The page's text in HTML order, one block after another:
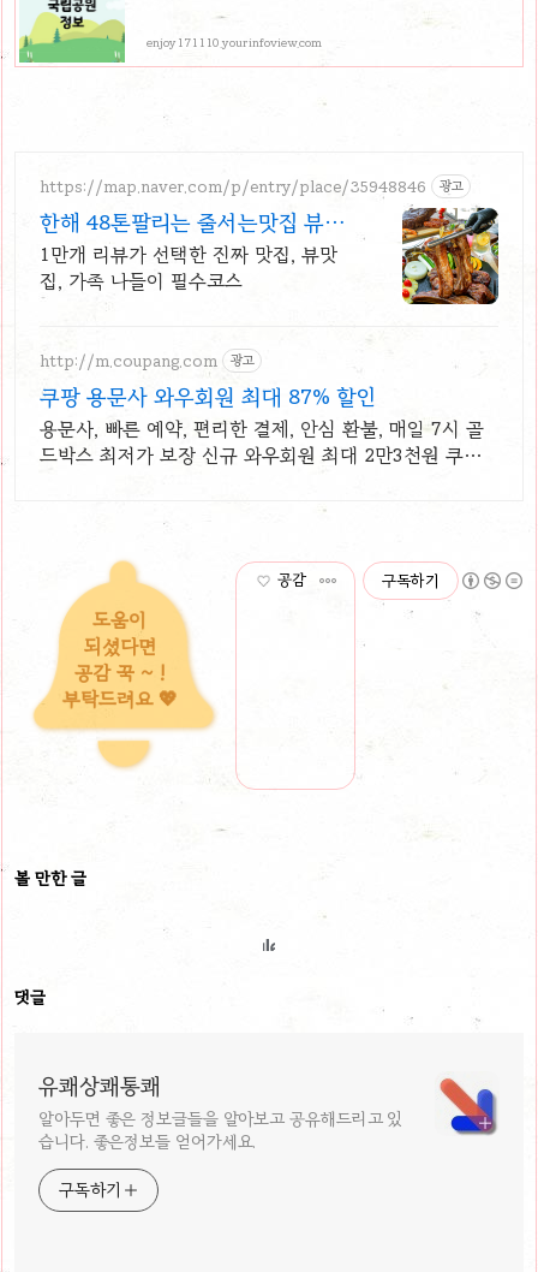
enjoy171110.yourinfoview.com
https://map.naver.com/p/entry/place/35948846 광고
한해 48톤팔리는 줄서는맛집 뷰맛
집 대디스바베큐
1만개 리뷰가 선택한 진짜 맛집, 뷰맛
집, 가족 나들이 필수코스
http://m.coupang.com 광고
쿠팡 용문사 와우회원 최대 87% 할인
용문사, 빠른 예약, 편리한 결제, 안심 환불, 매일 7시 골
드박스 최저가 보장 신규 와우회원 최대 2만3천원 쿠폰
도움이
되셨다면
공감 꾹 ~ !
부탁드려요 💖
공감 구독하기
볼 만한 글
댓글
유쾌상쾌통쾌
알아두면 좋은 정보글들을 알아보고 공유해드리고 있
습니다. 좋은정보들 얻어가세요.
구독하기